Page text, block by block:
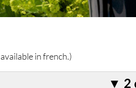
in french.)
▼ 2